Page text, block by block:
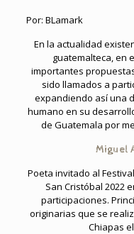
Por: BLamark
En la actualidad
guatemalteca, en
importantes
sido llamados a
expandiendo así una
humano en su
de Guatemala por
Miguel
Poeta invitado al
San Cristóbal 2022
participaciones.
originarias que se
Chiapas